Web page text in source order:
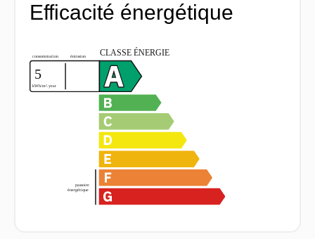
Efficacité énergétique